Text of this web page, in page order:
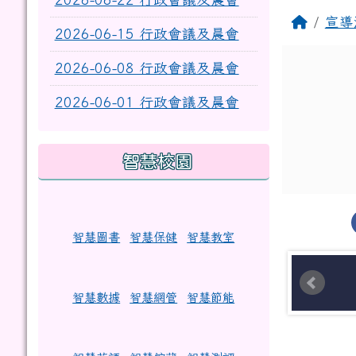
2026-06-15 行政會議及晨會
2026-06-08 行政會議及晨會
2026-06-01 行政會議及晨會
智慧校園
智慧圖書 智慧保健 智慧教室
智慧數據 智慧網管 智慧節能
回首頁
宣